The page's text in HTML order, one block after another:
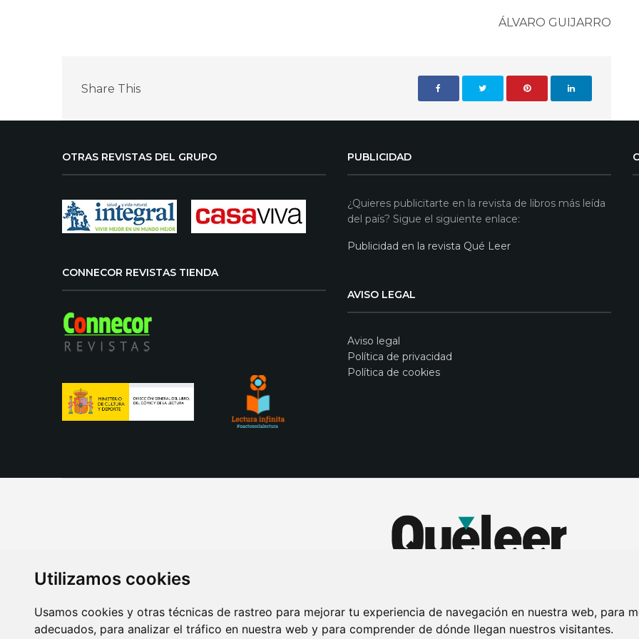
Utilizamos cookies
Usamos cookies y otras técnicas de rastreo para mejorar tu experiencia de navegación en nuestra web, para
adecuados, para analizar el tráfico en nuestra web y para comprender de dónde llegan nuestros visitantes.
ÁLVARO GUIJARRO
Share This
OTRAS REVISTAS DEL GRUPO
CONNECOR REVISTAS TIENDA
PUBLICIDAD
¿Quieres publicitarte en la revista de libros más leída
del país? Sigue el siguiente enlace:
Publicidad en la revista Qué Leer
AVISO LEGAL
Aviso legal
Política de privacidad
Política de cookies
AVISO LEGAL POLITICA DE COOKIES POLITICA DE PRIVACIDAD PUBLICIDAD EN LA REVISTA QUÉ LEER SORTEO-